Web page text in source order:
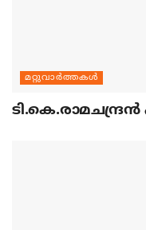
മറ്റുവാര്‍ത്തകള്‍